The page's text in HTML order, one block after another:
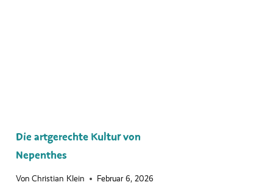
Die artgerechte Kultur von
Nepenthes
Von Christian Klein Februar 6, 2026